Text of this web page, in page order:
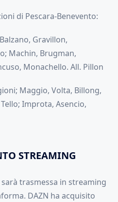
di Pescara-Benevento:
Gravillon,
Machin, Brugman,
Monachello. All. Pillon
Maggio, Volta, Billong,
Improta, Asencio,
STREAMING
trasmessa in streaming
DAZN ha acquisito